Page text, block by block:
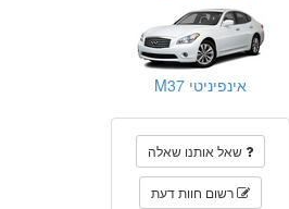
אינפיניטי M37
שאל אותנו שאלה
רשום חוות דעת